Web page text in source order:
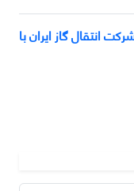
انتقال گاز ایران با